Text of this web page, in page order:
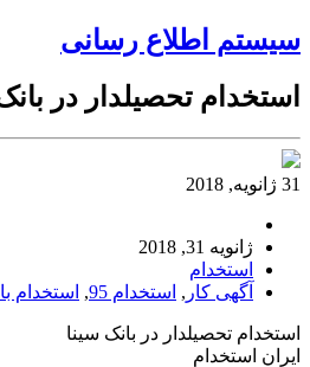
سیستم اطلاع رسانی
استخدام تحصیلدار در
31 ژانویه, 2018
ژانویه 31, 2018
استخدام
آگهی کار , استخدام 95 , استخدام
استخدام تحصیلدار در بانک سینا
ایران استخدام